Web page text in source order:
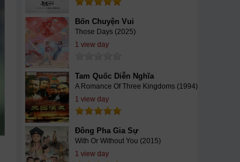
Bốn Chuyện Vui
Those Days (2025)
1 view day
Tam Quốc Diễn Nghĩa
A Romance Of Three Kingdoms (1994)
1 view day
Đông Pha Gia Sự
With Or Without You (2015)
1 view day